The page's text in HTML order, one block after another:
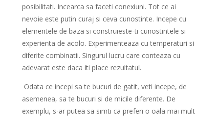
posibilitati. Incearca sa faceti conexiuni. Tot ce ai
nevoie este putin curaj si ceva cunostinte. Incepe cu
elementele de baza si construieste-ti cunostintele si
experienta de acolo. Experimenteaza cu temperaturi si
diferite combinatii. Singurul lucru care conteaza cu
adevarat este daca iti place rezultatul.
Odata ce incepi sa te bucuri de gatit, veti incepe, de
asemenea, sa te bucuri si de micile diferente. De
exemplu, s-ar putea sa simti ca preferi o oala mai mult